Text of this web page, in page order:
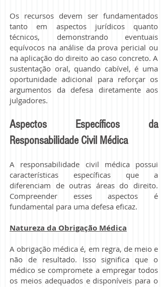
Os recursos devem ser fundamentados
tanto em aspectos jurídicos quanto
técnicos, demonstrando eventuais
equívocos na análise da prova pericial ou
na aplicação do direito ao caso concreto. A
sustentação oral, quando cabível, é uma
oportunidade adicional para reforçar os
argumentos da defesa diretamente aos
julgadores.
Aspectos Específicos da
Responsabilidade Civil Médica
A responsabilidade civil médica possui
características específicas que a
diferenciam de outras áreas do direito.
Compreender esses aspectos é
fundamental para uma defesa eficaz.
Natureza da Obrigação Médica
A obrigação médica é, em regra, de meio e
não de resultado. Isso significa que o
médico se compromete a empregar todos
os meios adequados e disponíveis para o